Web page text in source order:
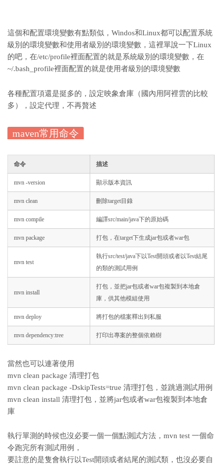
這個和配置環境變數有點類似，Windos和Linux都可以配置系統
級別的環境變數和使用者級別的環境變數，這裡單說一下Linux
的吧，在/etc/profile裡面配置的就是系統級別的環境變數，在
~/.bash_profile裡面配置的就是使用者級別的環境變數
各種配置項還是挺多的，設定映象倉庫（國內用阿裡雲的比較
多），設定代理，不再贅述
maven常用命令
命令 描述
mvn -version 顯示版本資訊
mvn clean 刪除target目錄
mvn compile 編譯src/main/java下的原始碼
mvn package 打包，在target下生成jar包或者war包
mvn test
執行src/test/java下以Test開頭或者以Test結尾
的類的測試用例
mvn install
打包，並把jar包或者war包複製到本地倉
庫，供其他模組使用
mvn deploy 將打包的檔案釋出到私服
mvn dependency:tree 打印出專案的整個依賴樹
當然也可以連著使用
mvn clean package 清理打包
mvn clean package -DskipTests=true 清理打包，並跳過測試用例
mvn clean install 清理打包，並將jar包或者war包複製到本地倉
庫
執行單測的時候也沒必要一個一個點測試方法，mvn test 一個命
令跑完所有測試用例，
要註意的是隻會執行以Test開頭或者結尾的測試類，也沒必要自